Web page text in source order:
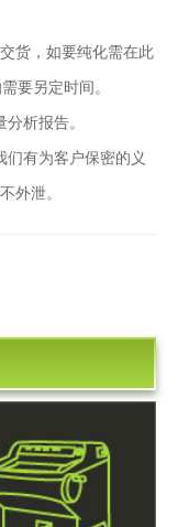
货，如要纯化需在此
要另定时间。
析报告。
们有为客户保密的义
外泄。